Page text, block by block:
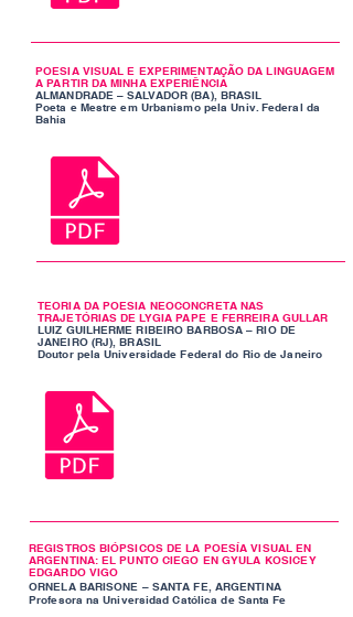
POESIA VISUAL E EXPERIMENTAÇÃO DA LINGUAGEM
A PARTIR DA MINHA EXPERIÊNCIA
ALMANDRADE – SALVADOR (BA), BRASIL
Poeta e Mestre em Urbanismo pela Univ. Federal da
Bahia
TEORIA DA POESIA NEOCONCRETA NAS
TRAJETÓRIAS DE LYGIA PAPE E FERREIRA GULLAR
LUIZ GUILHERME RIBEIRO BARBOSA – RIO DE
JANEIRO (RJ), BRASIL
Doutor pela Universidade Federal do Rio de Janeiro
REGISTROS BIÓPSICOS DE LA POESÍA VISUAL EN
ARGENTINA: EL PUNTO CIEGO EN GYULA KOSICE Y
EDGARDO VIGO
ORNELA BARISONE – SANTA FE, ARGENTINA
Profesora na Universidad Católica de Santa Fe